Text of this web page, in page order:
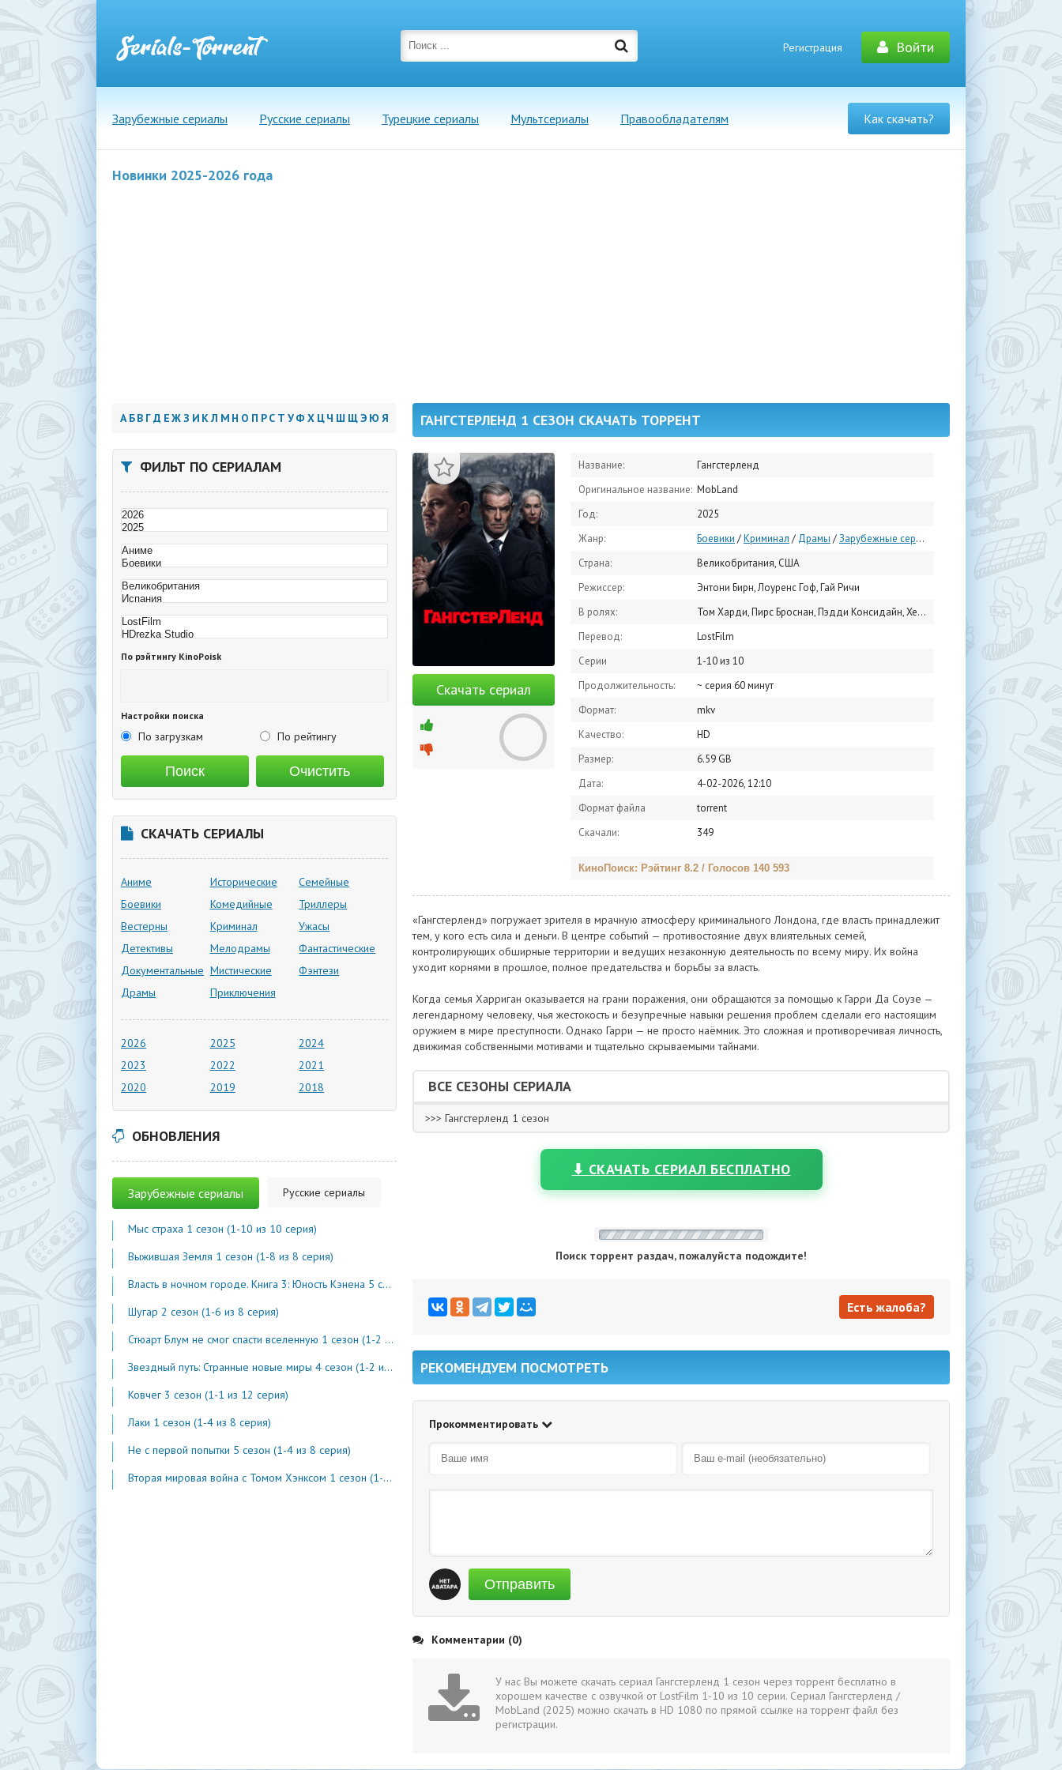
Регистрация Войти
Зарубежные сериалы Русские сериалы Турецкие сериалы Мультсериалы Правообладателям Как скачать?
Новинки 2025-2026 года
ГАНГСТЕРЛЕНД 1 СЕЗОН СКАЧАТЬ ТОРРЕНТ
Скачать сериал
Название:
Гангстерленд
Оригинальное название: MobLand
Год:
2025
Жанр:
Боевики /Криминал / Драмы /Зарубежные сериалы
Страна:
Великобритания, США
Режиссер:
Энтони Бирн, Лоуренс Гоф, Гай Ричи
В ролях:
Том Харди, Пирс Броснан, Пэдди Консидайн, Хелен Миррен, Джефф Белл, Джоэнн Фрогатт, Лара Пулвер, Энсон Бун, Мандип Диллон, Жасмин Джобсон
Перевод:
LostFilm
Серии
1-10 из 10
Продолжительность:
~ серия 60 минут
Формат:
mkv
Качество:
HD
Размер:
6.59 GB
Дата:
4-02-2026, 12:10
Формат файла
torrent
Скачали:
349
КиноПоиск: Рэйтинг 8.2 / Голосов 140 593
«Гангстерленд» погружает зрителя в мрачную атмосферу криминального Лондона, где власть принадлежит
тем, у кого есть сила и деньги. В центре событий — противостояние двух влиятельных семей,
контролирующих обширные территории и ведущих незаконную деятельность по всему миру. Их война
уходит корнями в прошлое, полное предательства и борьбы за власть.
Когда семья Харриган оказывается на грани поражения, они обращаются за помощью к Гарри Да Соузе —
легендарному человеку, чья жестокость и безупречные навыки решения проблем сделали его настоящим
оружием в мире преступности. Однако Гарри — не просто наёмник. Это сложная и противоречивая личность,
движимая собственными мотивами и тщательно скрываемыми тайнами.
ВСЕ СЕЗОНЫ СЕРИАЛА
>>> Гангстерленд 1 сезон
⬇ СКАЧАТЬ СЕРИАЛ БЕСПЛАТНО
Поиск торрент раздач, пожалуйста подождите!
Есть жалоба?
РЕКОМЕНДУЕМ ПОСМОТРЕТЬ
Прокомментировать
Отправить
Комментарии (0)
У нас Вы можете скачать сериал Гангстерленд 1 сезон через торрент бесплатно в
хорошем качестве с озвучкой от LostFilm 1-10 из 10 серии. Сериал Гангстерленд /
MobLand (2025) можно скачать в HD 1080 по прямой ссылке на торрент файл без
регистрации.
А БВ ГД ЕЖЗ И КЛ М Н О П РС Т УФ Х ЦЧ Ш ЩЭ Ю Я
ФИЛЬТ ПО СЕРИАЛАМ
По рэйтингу KinoPoisk
Настройки поиска
По загрузкам По рейтингу
СКАЧАТЬ СЕРИАЛЫ
Аниме
Боевики
Вестерны
Детективы
Документальные
Драмы
Исторические
Комедийные
Криминал
Мелодрамы
Мистические
Приключения
Семейные
Триллеры
Ужасы
Фантастические
Фэнтези
2026 2025
2024
2023
2022
2021
2020
2019 2018
ОБНОВЛЕНИЯ
Зарубежные сериалы Русские сериалы
Мыс страха 1 сезон (1-10 из 10 серия)
Выжившая Земля 1 сезон (1-8 из 8 серия)
Власть в ночном городе. Книга 3: Юность Кэнена 5 сезон (1-7 из 10 серия)
Шугар 2 сезон (1-6 из 8 серия)
Стюарт Блум не смог спасти вселенную 1 сезон (1-2 из 8 серия)
Звездный путь: Странные новые миры 4 сезон (1-2 из 10 серия)
Ковчег 3 сезон (1-1 из 12 серия)
Лаки 1 сезон (1-4 из 8 серия)
Не с первой попытки 5 сезон (1-4 из 8 серия)
Вторая мировая война с Томом Хэнксом 1 сезон (1-20 из 20 серия)